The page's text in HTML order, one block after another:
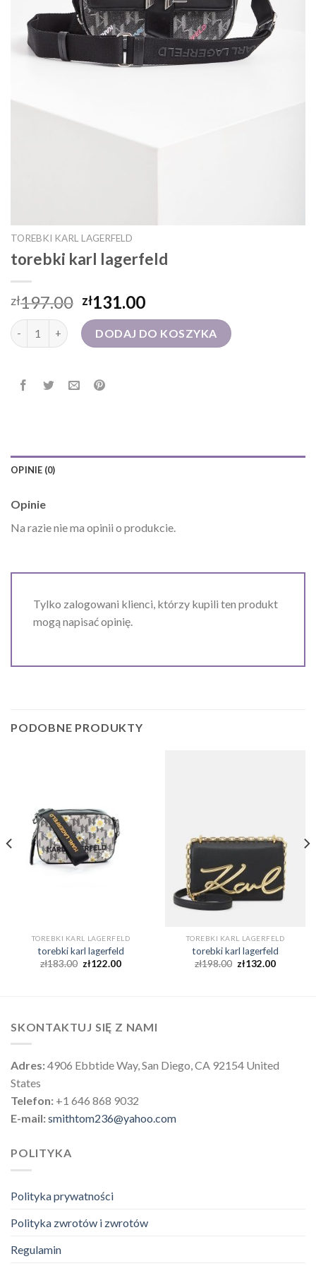
TOREBKI KARL LAGERFELD
torebki karl lagerfeld
zł197.00 zł131.00
ilość torebki karl lagerfeldDODAJ DO KOSZYKA
OPINIE (0)
Opinie
Na razie nie ma opinii o produkcie.
Tylko zalogowani klienci, którzy kupili ten produkt
mogą napisać opinię.
PODOBNE PRODUKTY
TOREBKI KARL LAGERFELD
torebki karl lagerfeld
zł183.00 zł122.00
TOREBKI KARL LAGERFELD
torebki karl lagerfeld
zł198.00 zł132.00
SKONTAKTUJ SIĘ Z NAMI
Adres:4906 Ebbtide Way, San Diego, CA 92154 United
States
Telefon: +1 646 868 9032
E-mail:smithtom236@yahoo.com
POLITYKA
Polityka prywatności
Polityka zwrotów i zwrotów
Regulamin